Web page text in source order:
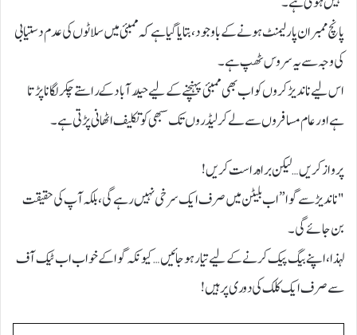
پانچ ممبران پارلیمنٹ ہونے کے باوجود، بتایا گیا ہے کہ ممبئی میں سلاٹوں کی عدم دستیابی
کی وجہ سے یہ سروس ٹھپ ہے۔
اس لیے ناندیڑکروں کو اب بھی ممبئی پہنچنے کے لیے حیدرآباد کے راستے چکر لگانا پڑتا
ہے اور عام مسافروں سے لے کر لیڈروں تک سبھی کو تکلیف اٹھانی پڑتی ہے۔
پرواز کریں… لیکن براہ راست کریں!
"ناندیڑ سے گوا” اب بلیٹن میں صرف ایک سرخی نہیں رہے گی، بلکہ آپ کی حقیقت
بن جائے گی۔
لہذا، اپنے بیگ پیک کرنے کے لیے تیار ہو جائیں… کیونکہ گوا کے خواب اب ٹیک آف
سے صرف ایک کلک کی دوری پر ہیں!